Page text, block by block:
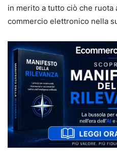
in merito a tutto ciò che ruota
commercio elettronico nella